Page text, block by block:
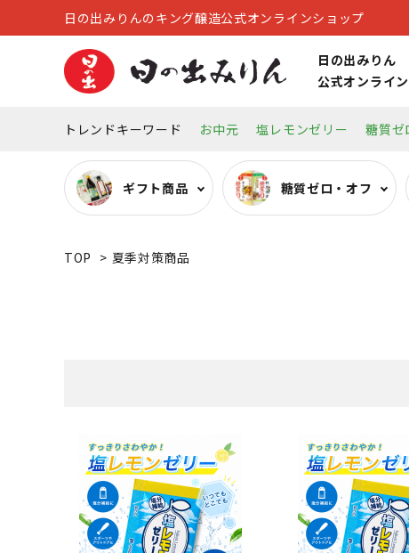
日の出みりんのキング醸造公式オンラインショップ
日の出みりん
公式オンライ
トレンドキーワード お中元 塩レモンゼリー 糖質ゼ
ギフト商品 糖質ゼロ・オフ
TOP > 夏季対策商品